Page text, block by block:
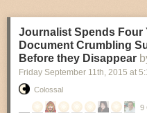
imagine my gratitude.]
I have hard days, too. My wife
after. I cry a lot. Sometimes from
why. Sometimes I can still smell
dozen times a year, I’ll receive a
will hide the sun, and the rain will
Journalist Spends Four
Document Crumbling
Before they Disappear
Friday September 11th, 2015 at
Colossal
9